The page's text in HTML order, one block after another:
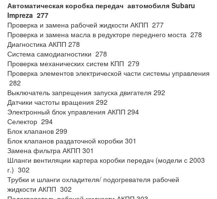
Автоматическая коробка передач автомобиля Subaru
Impreza 277
Проверка и замена рабочей жидкости АКПП 277
Проверка и замена масла в редукторе переднего моста 278
Диагностика АКПП 278
Система самодиагностики 278
Проверка механических систем КПП 279
Проверка элементов электрической части системы управления
282
Выключатель запрещения запуска двигателя 292
Датчики частоты вращения 292
Электронный блок управления АКПП 294
Селектор 294
Блок клапанов 299
Блок клапанов раздаточной коробки 301
Замена фильтра АКПП 301
Шланги вентиляции картера коробки передач (модели с 2003
г.) 302
Трубки и шланги охладителя/ подогревателя рабочей
жидкости АКПП 302